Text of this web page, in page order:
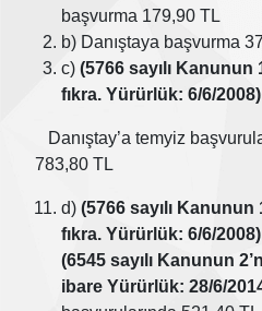
başvurma 179,90 TL
b) Danıştaya başvurma
c)(5766 sayılı Kanunun
fıkra. Yürürlük: 6/6/2008)
Danıştay’a
783,80 TL
d)(5766 sayılı
fıkra. Yürürlük: 6/6/2008)
(6545 sayılı Kanunun
ibare Yürürlük: 28/6/